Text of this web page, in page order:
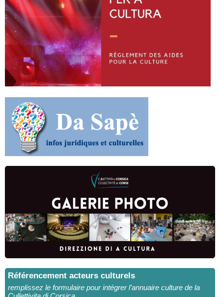
Référencement acteurs culturels
remplissez le formulaire pour intégrer l’annuaire culture de la